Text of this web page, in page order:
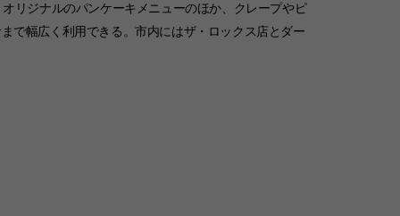
リジナルのパンケーキメニューのほか、クレープやピ
で幅広く利用できる。市内にはザ・ロックス店とダー